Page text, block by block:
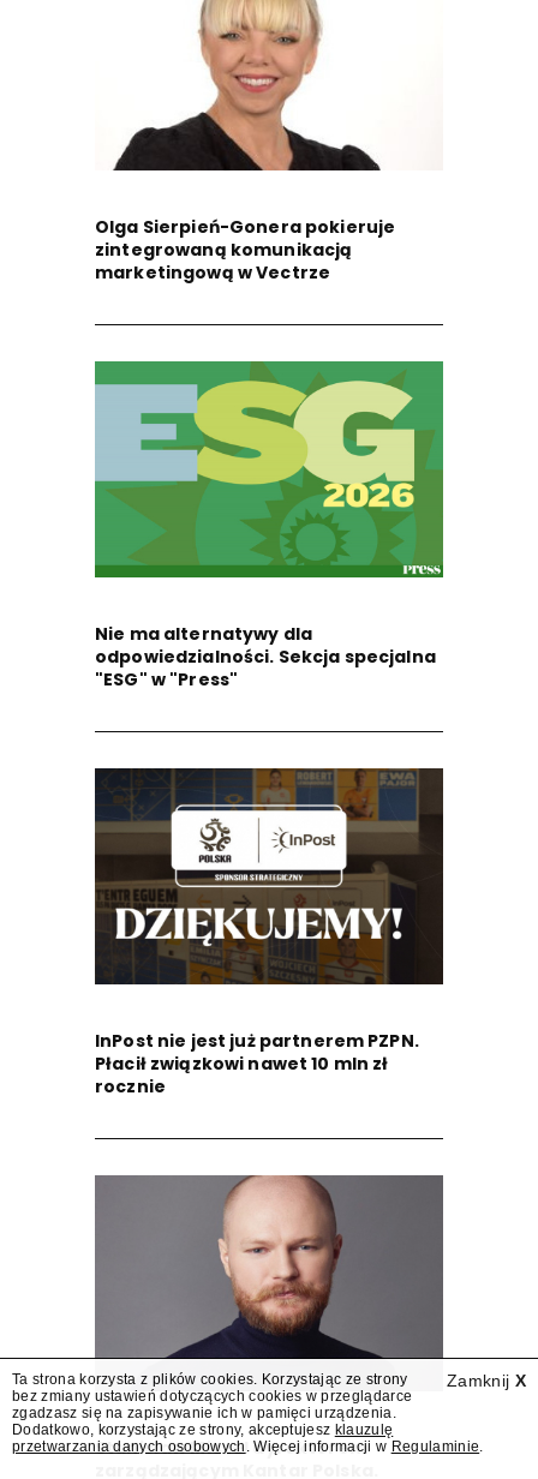
Olga Sierpień-Gonera pokieruje
zintegrowaną komunikacją
marketingową w Vectrze
Nie ma alternatywy dla
odpowiedzialności. Sekcja specjalna
"ESG" w "Press"
InPost nie jest już partnerem PZPN.
Płacił związkowi nawet 10 mln zł
rocznie
Stanisław Miczel dyrektorem
Zamknij X
Ta strona korzysta z plików cookies. Korzystając ze strony
bez zmiany ustawień dotyczących cookies w przeglądarce
zgadzasz się na zapisywanie ich w pamięci urządzenia.
Dodatkowo, korzystając ze strony, akceptujesz klauzulę
przetwarzania danych osobowych . Więcej informacji w Regulaminie.